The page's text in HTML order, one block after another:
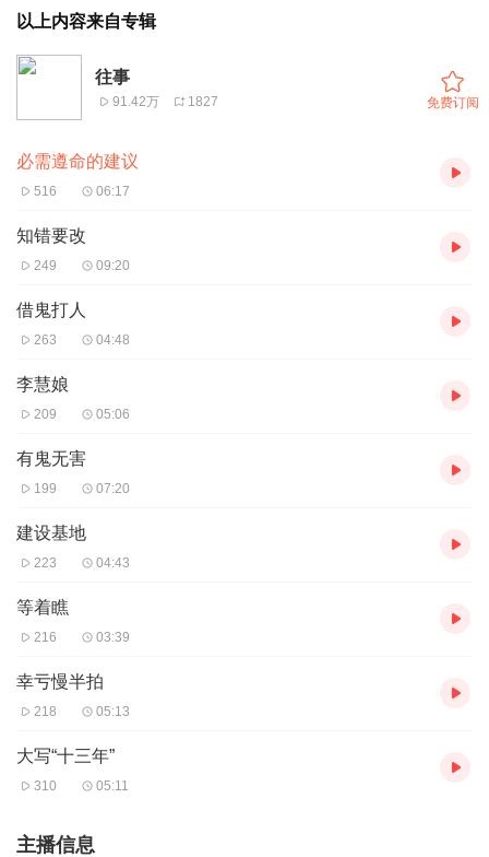
以上内容来自专辑
往事
91.42万 1827 免费订阅
必需遵命的建议
516 06:17
知错要改
249 09:20
借鬼打人
263 04:48
李慧娘
209 05:06
有鬼无害
199 07:20
建设基地
223 04:43
等着瞧
216 03:39
幸亏慢半拍
218 05:13
大写“十三年”
310 05:11
主播信息